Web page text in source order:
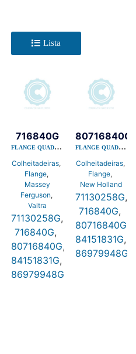
Lista
Colheitadeiras,
Flange,
Massey
Ferguson,
Valtra
FLANGE QUADRADA 04 FUROS GE-45MM FURO GRAXEIRA
716840G
71130258G,
716840G,
80716840G,
84151831G,
86979948G
Colheitadeiras,
Flange,
New Holland
FLANGE QUADRADA 04 FUROS GE-45MM FURO GRAXEIRA
80716840G
71130258G,
716840G,
80716840G
84151831G,
86979948G